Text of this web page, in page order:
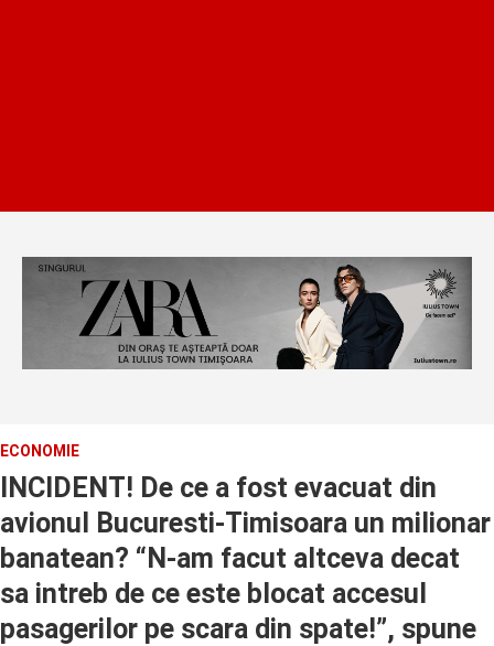
ECONOMIE
INCIDENT! De ce a fost evacuat din
avionul Bucuresti-Timisoara un milionar
banatean? “N-am facut altceva decat
sa intreb de ce este blocat accesul
pasagerilor pe scara din spate!”, spune